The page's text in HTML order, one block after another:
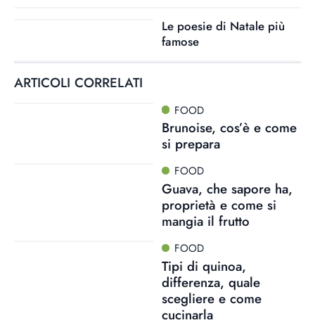
Le poesie di Natale più
famose
ARTICOLI CORRELATI
FOOD
Brunoise, cos’è e come
si prepara
FOOD
Guava, che sapore ha,
proprietà e come si
mangia il frutto
FOOD
Tipi di quinoa,
differenza, quale
scegliere e come
cucinarla